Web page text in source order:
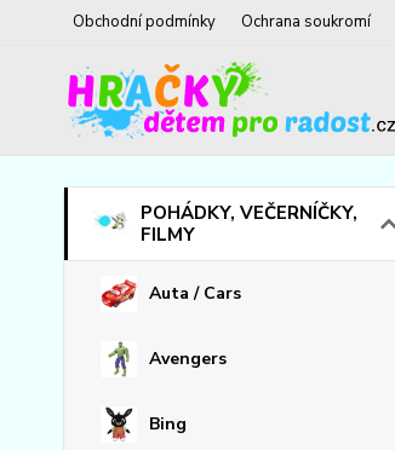
Obchodní podmínky Ochrana soukromí
POHÁDKY, VEČERNÍČKY,
FILMY
Auta / Cars
Avengers
Bing